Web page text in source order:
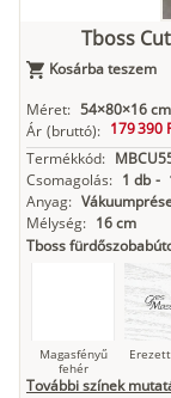
Antracit Matt
Tboss
Kosárba teszem
Méret: 54×80×16 cm
Ár (bruttó): 179 390
Termékkód:
Csomagolás: 1 db -
Anyag:
Mélység: 16 cm
Tboss
Magasfényű
fehér
További színek